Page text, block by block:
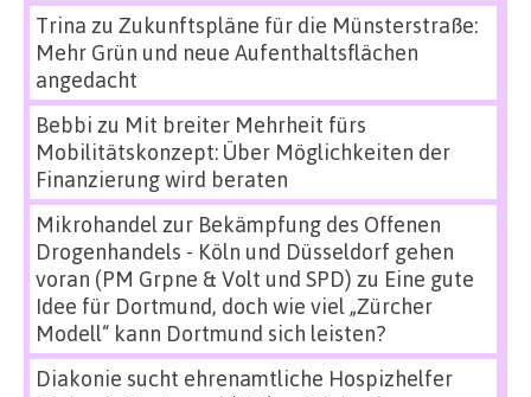
Trina zu Zukunftspläne für die Münsterstraße:
Mehr Grün und neue Aufenthaltsflächen
angedacht
Bebbi zu Mit breiter Mehrheit fürs
Mobilitätskonzept: Über Möglichkeiten der
Finanzierung wird beraten
Mikrohandel zur Bekämpfung des Offenen
Drogenhandels - Köln und Düsseldorf gehen
voran (PM Grpne & Volt und SPD) zu Eine gute
Idee für Dortmund, doch wie viel „Zürcher
Modell“ kann Dortmund sich leisten?
Diakonie sucht ehrenamtliche Hospizhelfer